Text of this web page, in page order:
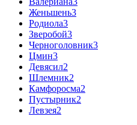
Женьшень3
Родиола3
Зверобой3
Черноголовник3
Цмин3
Девясил2
Шлемник2
Камфоросма2
Пустырник2
Левзея2